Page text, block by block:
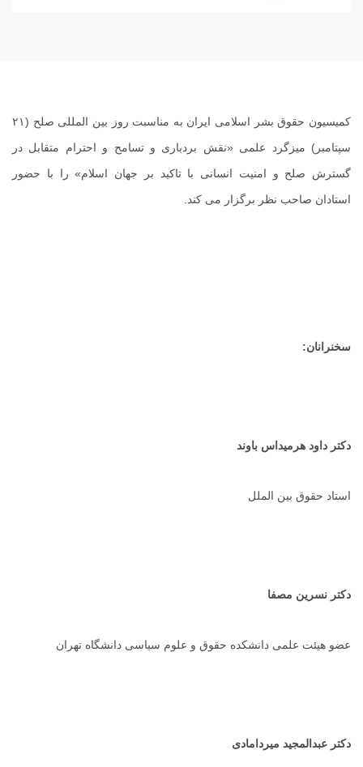
کمیسیون حقوق بشر اسلامی ایران به مناسبت روز بین المللی صلح (۲۱
سپتامبر) میزگرد علمی «نقش بردباری و تسامح و احترام متقابل در
گسترش صلح و امنیت انسانی با تاکید بر جهان اسلام» را با حضور
استادان صاحب نظر برگزار می کند.
سخنرانان:
دکتر داود هرمیداس باوند
استاد حقوق بین الملل
دکتر نسرین مصفا
عضو هیئت علمی دانشکده حقوق و علوم سیاسی دانشگاه تهران
دکتر عبدالمجید میردامادی